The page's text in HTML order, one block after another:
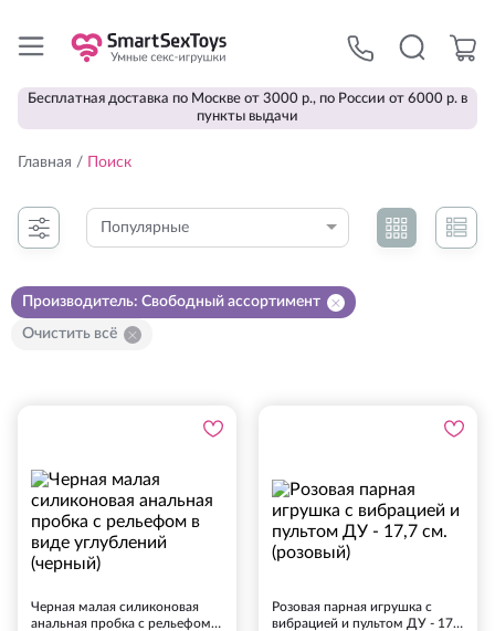
Бесплатная доставка по Москве от 3000 р., по России от 6000 р. в
пункты выдачи
Главная / Поиск
Популярные
Производитель: Свободный ассортимент
Очистить всё
Черная малая силиконовая
анальная пробка с рельефом в
Розовая парная игрушка с
вибрацией и пультом ДУ - 17,7